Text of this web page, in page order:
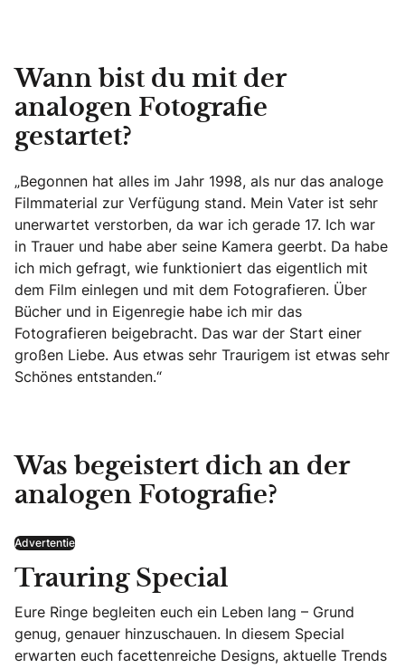
Wann bist du mit der
analogen Fotografie
gestartet?
„Begonnen hat alles im Jahr 1998, als nur das analoge
Filmmaterial zur Verfügung stand. Mein Vater ist sehr
unerwartet verstorben, da war ich gerade 17. Ich war
in Trauer und habe aber seine Kamera geerbt. Da habe
ich mich gefragt, wie funktioniert das eigentlich mit
dem Film einlegen und mit dem Fotografieren. Über
Bücher und in Eigenregie habe ich mir das
Fotografieren beigebracht. Das war der Start einer
großen Liebe. Aus etwas sehr Traurigem ist etwas sehr
Schönes entstanden.“
Was begeistert dich an der
analogen Fotografie?
Advertentie
Trauring Special
Eure Ringe begleiten euch ein Leben lang – Grund
genug, genauer hinzuschauen. In diesem Special
erwarten euch facettenreiche Designs, aktuelle Trends